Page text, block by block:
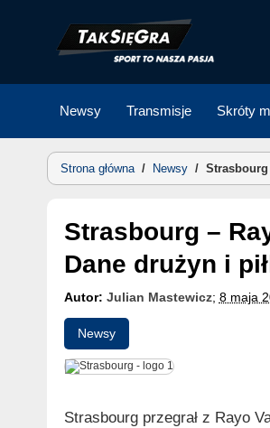
Newsy Transmisje Skróty
Strona główna/ Newsy / Strasbourg
Strasbourg – Rayo Vallecano szczegółowe statystyki.
Dane drużyn i
Autor: Julian Mastewicz; 8 maja
Newsy
Strasbourg przegrał z Rayo